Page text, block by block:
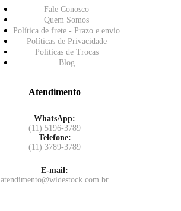
Fale Conosco
Quem Somos
Política de frete - Prazo e envio
Políticas de Privacidade
Políticas de Trocas
Blog
Atendimento
WhatsApp:
(11) 5196-3789
Telefone:
(11) 3789-3789
E-mail:
atendimento@widestock.com.br